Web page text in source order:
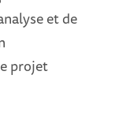
et de
projet